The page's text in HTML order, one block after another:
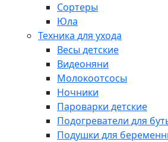
Сортеры
Юла
Техника для ухода
Весы детские
Видеоняни
Молокоотсосы
Ночники
Пароварки детские
Подогреватели для
Подушки для